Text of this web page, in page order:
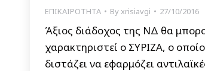
ΕΠΙΚΑΙΡΟΤΗΤΑ Byxrisiavgi 27/10/2016
Άξιος διάδοχος της ΝΔ θα
χαρακτηριστεί ο ΣΥΡΙΖΑ, ο
διστάζει να εφαρμόζει